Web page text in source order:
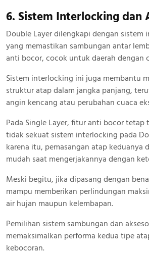
6. Sistem Interlocking dan
Double Layer dilengkapi dengan sistem
yang memastikan sambungan antar
anti bocor, cocok untuk daerah dengan
Sistem interlocking ini juga membantu
struktur atap dalam jangka panjang,
angin kencang atau perubahan cuaca
Pada Single Layer, fitur anti bocor tetap
tidak sekuat sistem interlocking pada
karena itu, pemasangan atap keduanya
mudah saat mengerjakannya dengan
Meski begitu, jika dipasang dengan
mampu memberikan perlindungan
air hujan maupun kelembapan.
Pemilihan sistem sambungan dan
memaksimalkan performa kedua tipe
kebocoran.